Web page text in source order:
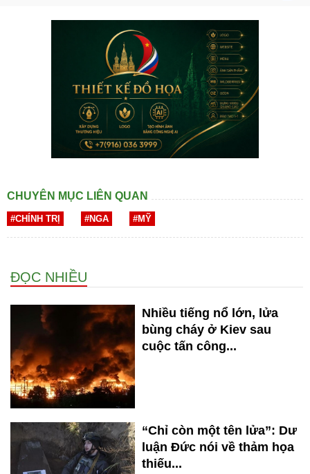
CHUYÊN MỤC LIÊN QUAN
#CHÍNH TRỊ #NGA #MỸ
ĐỌC NHIỀU
Nhiều tiếng nổ lớn, lửa
bùng cháy ở Kiev sau
cuộc tấn công...
“Chỉ còn một tên lửa”: Dư
luận Đức nói về thảm họa
thiếu...